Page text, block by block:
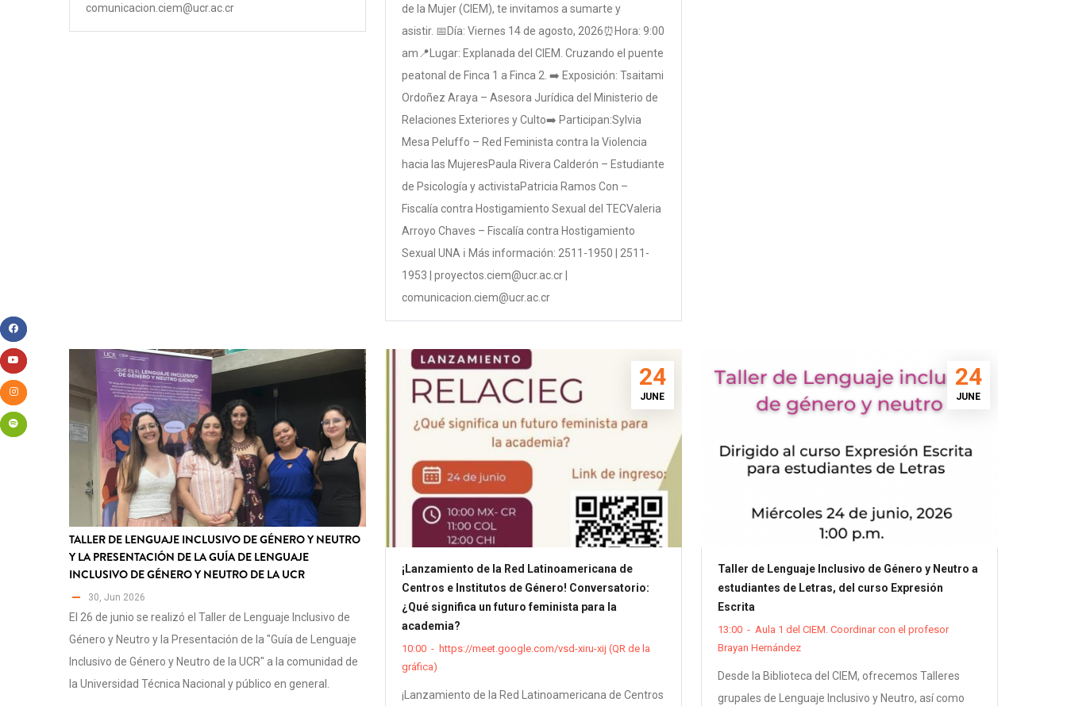
comunicacion.ciem@ucr.ac.cr
de la Mujer (CIEM), te invitamos a sumarte y
asistir. 📅Día: Viernes 14 de agosto, 2026⏰Hora: 9:00
am📍Lugar: Explanada del CIEM. Cruzando el puente
peatonal de Finca 1 a Finca 2. ➡️ Exposición: Tsaitami
Ordoñez Araya – Asesora Jurídica del Ministerio de
Relaciones Exteriores y Culto➡️ Participan:Sylvia
Mesa Peluffo – Red Feminista contra la Violencia
hacia las MujeresPaula Rivera Calderón – Estudiante
de Psicología y activistaPatricia Ramos Con –
Fiscalía contra Hostigamiento Sexual del TECValeria
Arroyo Chaves – Fiscalía contra Hostigamiento
Sexual UNA ℹ️ Más información: 2511-1950 | 2511-
1953 | proyectos.ciem@ucr.ac.cr |
comunicacion.ciem@ucr.ac.cr
TALLER DE LENGUAJE INCLUSIVO DE GÉNERO Y NEUTRO
Y LA PRESENTACIÓN DE LA GUÍA DE LENGUAJE
INCLUSIVO DE GÉNERO Y NEUTRO DE LA UCR
30, Jun 2026
El 26 de junio se realizó el Taller de Lenguaje Inclusivo de
Género y Neutro y la Presentación de la "Guía de Lenguaje
Inclusivo de Género y Neutro de la UCR" a la comunidad de
la Universidad Técnica Nacional y público en general.
24
JUNE
¡Lanzamiento de la Red Latinoamericana de
Centros e Institutos de Género! Conversatorio:
¿Qué significa un futuro feminista para la
academia?
10:00 - https://meet.google.com/vsd-xiru-xij (QR de la
gráfica)
¡Lanzamiento de la Red Latinoamericana de Centros
24
JUNE
Taller de Lenguaje Inclusivo de Género y Neutro a
estudiantes de Letras, del curso Expresión
Escrita
13:00 - Aula 1 del CIEM. Coordinar con el profesor
Brayan Hernández
Desde la Biblioteca del CIEM, ofrecemos Talleres
grupales de Lenguaje Inclusivo y Neutro, así como